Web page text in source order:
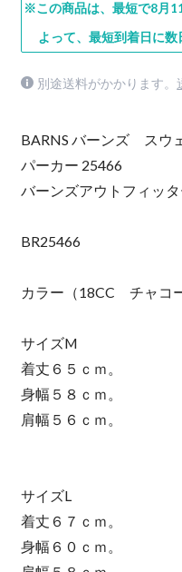
※この商品は、最短で8月
よって、最短到着日に数
別途送料がかかります。
BARNS バーンズ スウ
パーカー 25466
バーンズアウトフィッ
BR25466
カラー（18CC チャコ
サイズM
着丈６５ｃｍ。
身幅５８ｃｍ。
肩幅５６ｃｍ。
サイズL
着丈６７ｃｍ。
身幅６０ｃｍ。